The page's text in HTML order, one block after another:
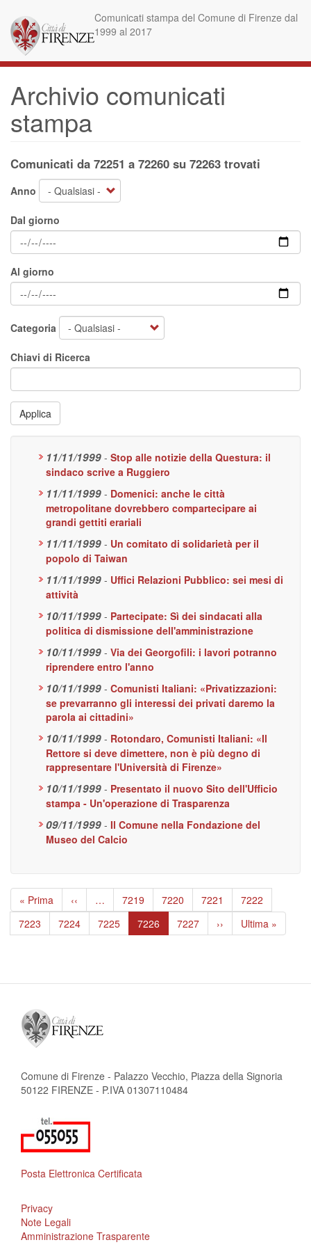
contenuto
principale
Comunicati stampa del Comune di Firenze dal
1999 al 2017
Archivio comunicati
stampa
Comunicati da 72251 a 72260 su 72263 trovati
Anno
Dal giorno
Al giorno
Categoria
Chiavi di Ricerca
Applica
11/11/1999 - Stop alle notizie della Questura: il
sindaco scrive a Ruggiero
11/11/1999 - Domenici: anche le città
metropolitane dovrebbero compartecipare ai
grandi gettiti erariali
11/11/1999 - Un comitato di solidarietà per il
popolo di Taiwan
11/11/1999 - Uffici Relazioni Pubblico: sei mesi di
attività
10/11/1999 - Partecipate: Sì dei sindacati alla
politica di dismissione dell'amministrazione
10/11/1999 - Via dei Georgofili: i lavori potranno
riprendere entro l'anno
10/11/1999 - Comunisti Italiani: «Privatizzazioni:
se prevarranno gli interessi dei privati daremo la
parola ai cittadini»
10/11/1999 - Rotondaro, Comunisti Italiani: «Il
Rettore si deve dimettere, non è più degno di
rappresentare l'Università di Firenze»
10/11/1999 - Presentato il nuovo Sito dell'Ufficio
stampa - Un'operazione di Trasparenza
09/11/1999 - Il Comune nella Fondazione del
Museo del Calcio
Paginazione
Prima
pagina
« Prima
Pagina
precedente
‹‹ … Page
7219 Page
7220 Page
7221 Page
7222
Page
7223 Page
7224 Page
7225
Pagina
attuale
7226 Page
7227
Pagina
successiva
››
Ultima
pagina
Ultima »
Comune di Firenze - Palazzo Vecchio, Piazza della Signoria
50122 FIRENZE - P.IVA 01307110484
Posta Elettronica Certificata
Privacy
Note Legali
Amministrazione Trasparente